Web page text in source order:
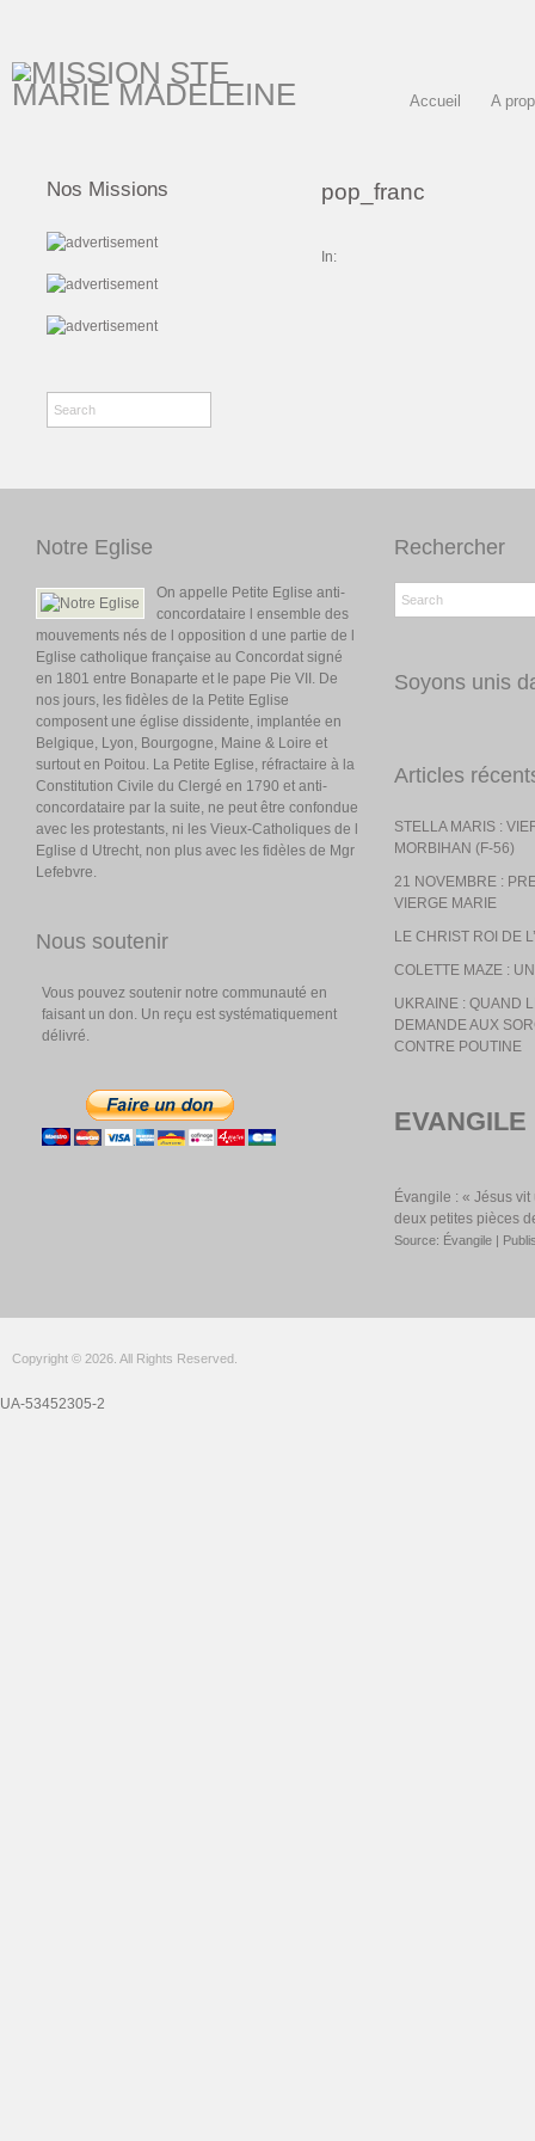
Accueil A
pop_franc
In:
Nos Missions
Notre Eglise
On appelle Petite Eglise anti-
concordataire l ensemble des
mouvements nés de l opposition d une partie de l
Eglise catholique française au Concordat signé
en 1801 entre Bonaparte et le pape Pie VII. De
nos jours, les fidèles de la Petite Eglise
composent une église dissidente, implantée en
Belgique, Lyon, Bourgogne, Maine & Loire et
surtout en Poitou. La Petite Eglise, réfractaire à la
Constitution Civile du Clergé en 1790 et anti-
concordataire par la suite, ne peut être confondue
avec les protestants, ni les Vieux-Catholiques de l
Eglise d Utrecht, non plus avec les fidèles de Mgr
Lefebvre.
Nous soutenir
Vous pouvez soutenir notre communauté en
faisant un don. Un reçu est systématiquement
délivré.
Rechercher
Soyons unis
Articles
STELLA MARIS :
MORBIHAN (F-56)
21 NOVEMBRE :
VIERGE MARIE
LE CHRIST ROI DE
COLETTE MAZE :
UKRAINE : QUAND
DEMANDE AUX
CONTRE POUTINE
Évangile : « Jésus
deux petites pièces
Source: Évangile
Copyright © 2026. All Rights Reserved.
UA-53452305-2